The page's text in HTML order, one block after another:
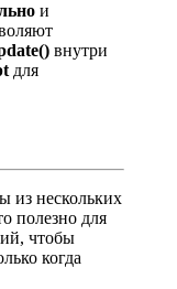
и
внутри
для
из нескольких
полезно для
чтобы
когда